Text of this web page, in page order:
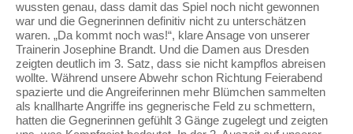
wussten genau, dass damit das Spiel noch nicht gewonnen
war und die Gegnerinnen definitiv nicht zu unterschätzen
waren. „Da kommt noch was!“, klare Ansage von unserer
Trainerin Josephine Brandt. Und die Damen aus Dresden
zeigten deutlich im 3. Satz, dass sie nicht kampflos abreisen
wollte. Während unsere Abwehr schon Richtung Feierabend
spazierte und die Angreiferinnen mehr Blümchen sammelten
als knallharte Angriffe ins gegnerische Feld zu schmettern,
hatten die Gegnerinnen gefühlt 3 Gänge zugelegt und zeigten